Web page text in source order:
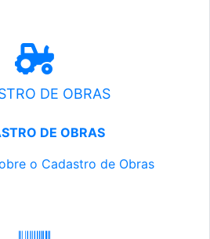
DE OBRAS
DE OBRAS
o Cadastro de Obras